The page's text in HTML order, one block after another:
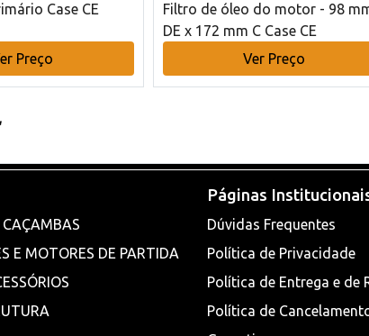
Case CE
Preço
Filtro de óleo do motor - 98
DE x 172 mm C Case CE
Ver Preço
CAÇAMBAS
E MOTORES DE PARTIDA
Páginas
Dúvidas Frequentes
Política de Privacidade
Política de Entrega e de
Política de